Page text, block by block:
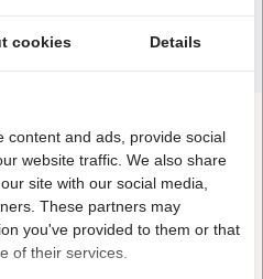
cookies Details
content and ads, provide social
website traffic. We also share
site with our social media,
These partners may
you've provided to them or that
of their services.